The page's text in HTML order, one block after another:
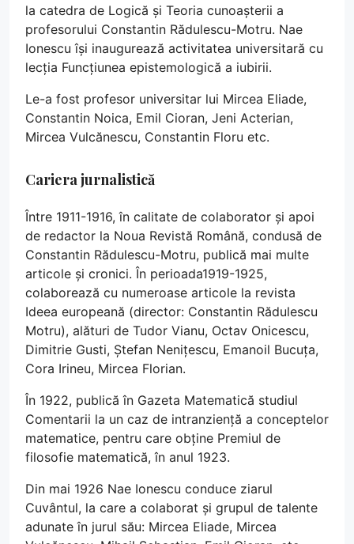
la catedra de Logică și Teoria cunoașterii a
profesorului Constantin Rădulescu-Motru. Nae
Ionescu își inaugurează activitatea universitară cu
lecția Funcțiunea epistemologică a iubirii.
Le-a fost profesor universitar lui Mircea Eliade,
Constantin Noica, Emil Cioran, Jeni Acterian,
Mircea Vulcănescu, Constantin Floru etc.
Cariera jurnalistică
Între 1911-1916, în calitate de colaborator și apoi
de redactor la Noua Revistă Română, condusă de
Constantin Rădulescu-Motru, publică mai multe
articole și cronici. În perioada1919-1925,
colaborează cu numeroase articole la revista
Ideea europeană (director: Constantin Rădulescu
Motru), alături de Tudor Vianu, Octav Onicescu,
Dimitrie Gusti, Ștefan Nenițescu, Emanoil Bucuța,
Cora Irineu, Mircea Florian.
În 1922, publică în Gazeta Matematică studiul
Comentarii la un caz de intranziență a conceptelor
matematice, pentru care obține Premiul de
filosofie matematică, în anul 1923.
Din mai 1926 Nae Ionescu conduce ziarul
Cuvântul, la care a colaborat și grupul de talente
adunate în jurul său: Mircea Eliade, Mircea